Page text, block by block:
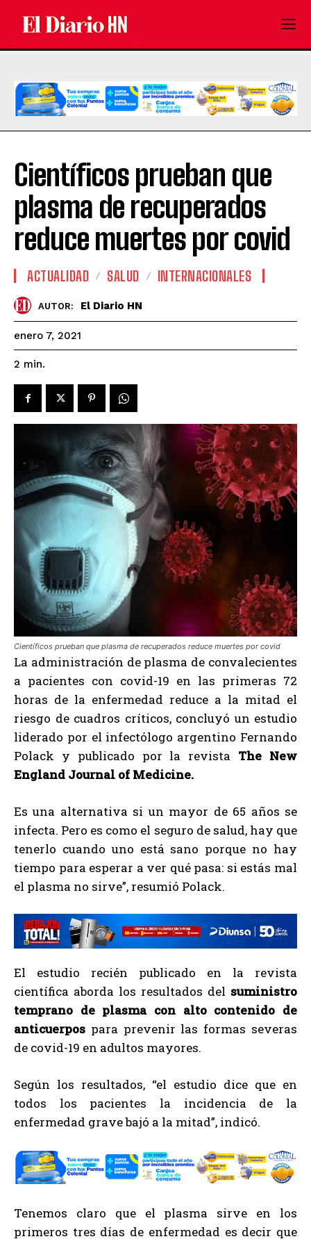
Científicos prueban que
plasma de recuperados
reduce muertes por covid
ACTUALIDAD SALUD INTERNACIONALES
AUTOR: El Diario HN
enero 7, 2021
2 min.
Científicos prueban que plasma de recuperados reduce muertes por covid
La administración de plasma de convalecientes
a pacientes con covid-19 en las primeras 72
horas de la enfermedad reduce a la mitad el
riesgo de cuadros críticos, concluyó un estudio
liderado por el infectólogo argentino Fernando
Polack y publicado por la revista The New
England Journal of Medicine.
Es una alternativa si un mayor de 65 años se
infecta. Pero es como el seguro de salud, hay que
tenerlo cuando uno está sano porque no hay
tiempo para esperar a ver qué pasa: si estás mal
el plasma no sirve”, resumió Polack.
El estudio recién publicado en la revista
científica aborda los resultados del suministro
temprano de plasma con alto contenido de
anticuerpos para prevenir las formas severas
de covid-19 en adultos mayores.
Según los resultados, “el estudio dice que en
todos los pacientes la incidencia de la
enfermedad grave bajó a la mitad”, indicó.
Tenemos claro que el plasma sirve en los
primeros tres días de enfermedad es decir que